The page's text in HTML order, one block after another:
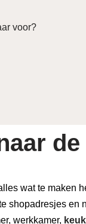
voor?
wat te maken
shopadresjes
werkkamer,